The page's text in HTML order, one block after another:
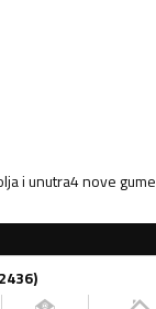
i unutra4 nove gume
)